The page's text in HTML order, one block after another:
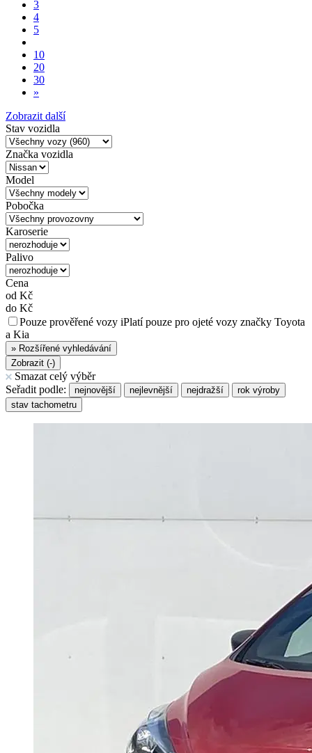
3
4
5
10
20
30
»
Zobrazit další
Stav vozidla
Značka vozidla
Model
Pobočka
Karoserie
Palivo
Cena
od Kč
do Kč
Pouze prověřené vozy iPlatí pouze pro ojeté vozy značky Toyota
a Kia
» Rozšířené vyhledávání
Zobrazit (-)
Smazat celý výběr
Seřadit podle:
nejnovější nejlevnější nejdražší
rok výroby
stav tachometru